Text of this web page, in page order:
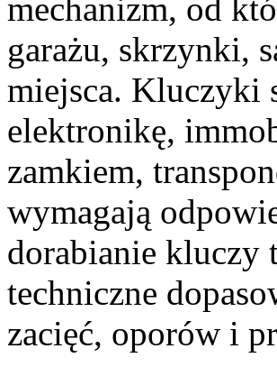
mechanizm, od
garażu, skrzynki,
miejsca. Kluczyki
elektronikę,
zamkiem,
wymagają
dorabianie
techniczne
zacięć, oporów i